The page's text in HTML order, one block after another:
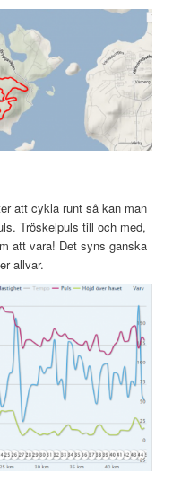
att cykla runt så kan man
Tröskelpuls till och med,
att vara! Det syns ganska
allvar.